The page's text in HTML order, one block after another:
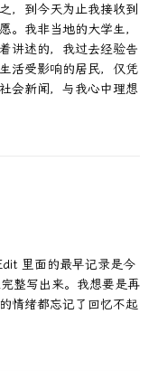
，到今天为止我接收到
。我非当地的大学生，
讲述的，我过去经验告
活受影响的居民，仅凭
会新闻，与我心中理想
里面的最早记录是今
整写出来。我想要是再
情绪都忘记了回忆不起